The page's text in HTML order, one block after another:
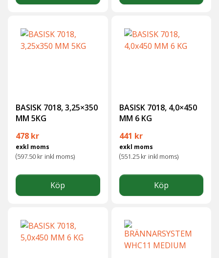
BASISK 7018, 3,25×350
MM 5KG
478 kr
exkl moms
(597.50 kr inkl moms)
Köp
BASISK 7018, 4,0×450
MM 6 KG
441 kr
exkl moms
(551.25 kr inkl moms)
Köp